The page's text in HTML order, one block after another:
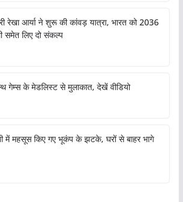
रेखा आर्या ने शुरू की कांवड़ यात्रा, भारत को 2036
समेत लिए दो संकल्प
गेम्स के मेडलिस्ट से मुलाकात, देखें वीडियो
में महसूस किए गए भूकंप के झटके, घरों से बाहर भागे